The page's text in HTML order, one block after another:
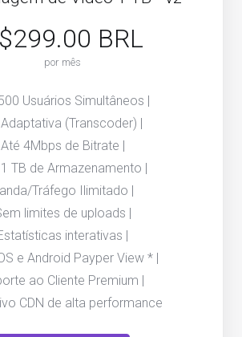
BRL
por mês
Usuários Simultâneos |
(Transcoder) |
Até 4Mbps de Bitrate |
TB de Armazenamento |
Tráfego Ilimitado |
limites de uploads |
interativas |
e Android Payper View * |
ao Cliente Premium |
CDN de alta performance